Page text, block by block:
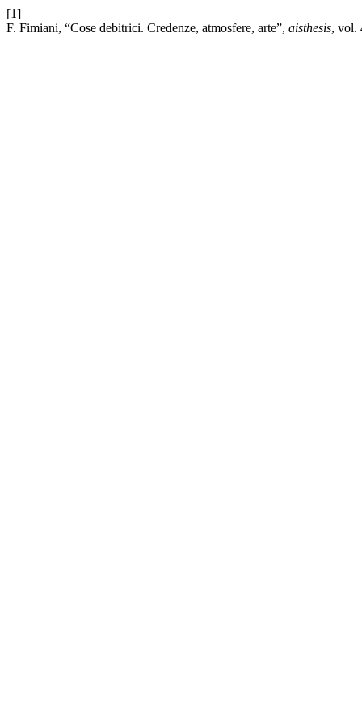
[1]
F. Fimiani, “Cose debitrici. Credenze, atmosfere, arte”, aisthesis, vol.